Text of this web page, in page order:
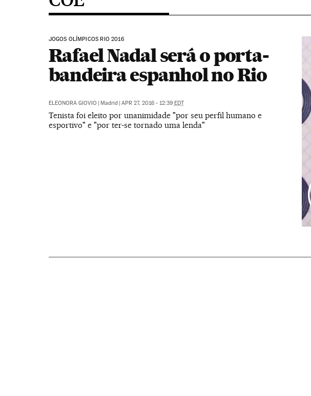
JOGOS OLÍMPICOS RIO 2016
Rafael Nadal será o porta-
bandeira espanhol no Rio
ELEONORA GIOVIO | Madrid | APR 27, 2016 - 12:39 EDT
Tenista foi eleito por unanimidade "por seu perfil humano e
esportivo" e "por ter-se tornado uma lenda"